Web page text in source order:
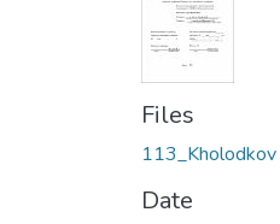
Files
113_Kholodkov
Date